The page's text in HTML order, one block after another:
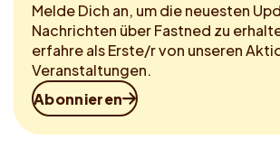
Melde Dich an, um die neuesten
Nachrichten über Fastned zu
erfahre als Erste/r von unseren
Veranstaltungen.
Abonnieren